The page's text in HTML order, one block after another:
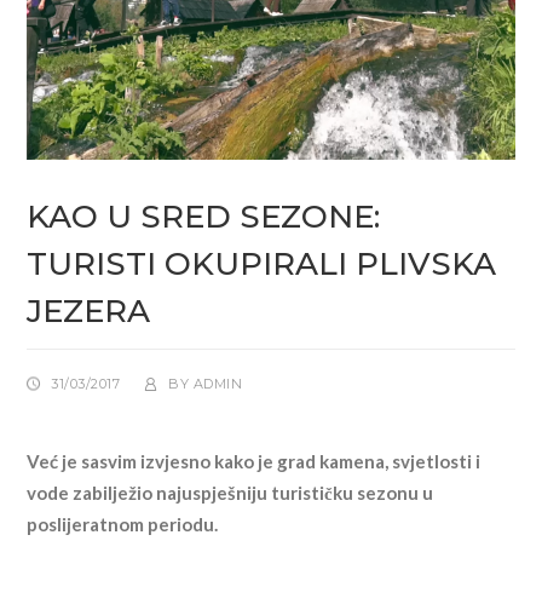
KAO U SRED SEZONE:
TURISTI OKUPIRALI PLIVSKA
JEZERA
31/03/2017 BY ADMIN
Već je sasvim izvjesno kako je grad kamena, svjetlosti i
vode zabilježio najuspješniju turističku sezonu u
poslijeratnom periodu.